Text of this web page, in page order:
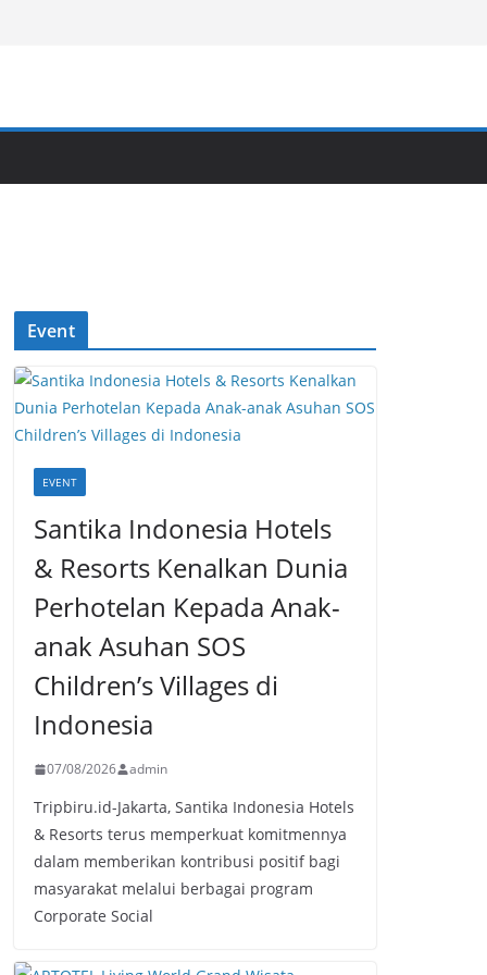
Event
EVENT
Santika Indonesia Hotels
& Resorts Kenalkan Dunia
Perhotelan Kepada Anak-
anak Asuhan SOS
Children’s Villages di
Indonesia
07/08/2026 admin
Tripbiru.id-Jakarta, Santika Indonesia Hotels
& Resorts terus memperkuat komitmennya
dalam memberikan kontribusi positif bagi
masyarakat melalui berbagai program
Corporate Social